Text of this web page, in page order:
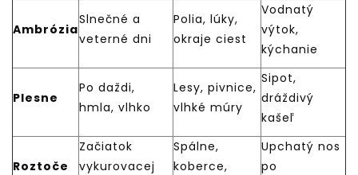
Ambrózia
Slnečné a
veterné dni
Polia, lúky,
okraje ciest
Vodnatý
výtok,
kýchanie
Plesne
Po daždi,
hmla, vlhko
Lesy, pivnice,
vlhké múry
Sipot,
dráždivý
kašeľ
Roztoče
Začiatok
vykurovacej
Spálne,
koberce,
Upchatý nos
po